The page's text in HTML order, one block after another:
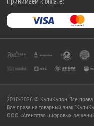
2010-2026 © КупиКупон. Все
Все права на товарный знак
OOO «Агентство цифровых